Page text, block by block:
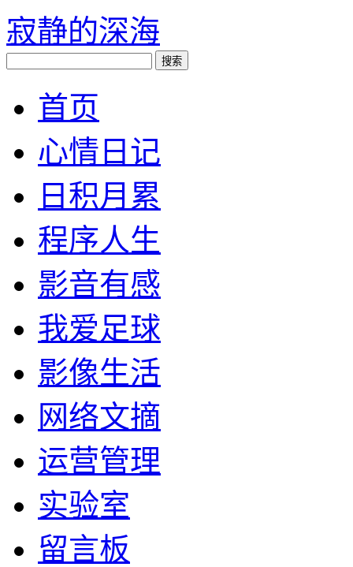
寂静的深海
首页
心情日记
日积月累
程序人生
影音有感
我爱足球
影像生活
网络文摘
运营管理
实验室
留言板